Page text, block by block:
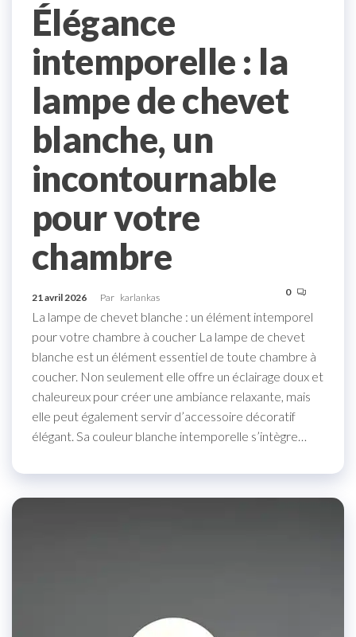
Élégance
intemporelle : la
lampe de chevet
blanche, un
incontournable
pour votre
chambre
21 avril 2026 Par karlankas 0
La lampe de chevet blanche : un élément intemporel
pour votre chambre à coucher La lampe de chevet
blanche est un élément essentiel de toute chambre à
coucher. Non seulement elle offre un éclairage doux et
chaleureux pour créer une ambiance relaxante, mais
elle peut également servir d’accessoire décoratif
élégant. Sa couleur blanche intemporelle s’intègre…